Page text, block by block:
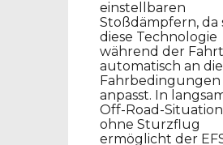
einstellbaren
Stoßdämpfern, da
diese Technologie
während der Fahrt
automatisch an die
Fahrbedingungen
anpasst. In
Off-Road-
ohne Sturzflug
ermöglicht der